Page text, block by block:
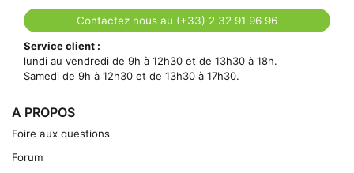
Contactez nous au (+33) 2 32 91 96 96
Service client :
lundi au vendredi de 9h à 12h30 et de 13h30 à 18h.
Samedi de 9h à 12h30 et de 13h30 à 17h30.
A PROPOS
Foire aux questions
Forum